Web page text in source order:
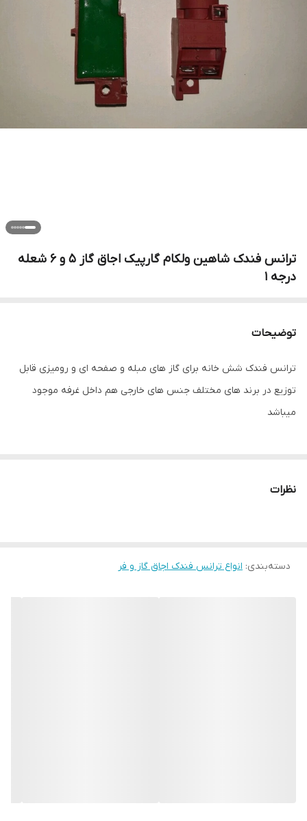
ترانس فندک شاهین ولکام گارپیک اجاق گاز 5 و 6 شعله
درجه 1
توضیحات
ترانس فندک شش خانه برای گاز های مبله و صفحه ای و رومیزی قابل
توزیع در برند های مختلف جنس های خارجی هم داخل غرفه موجود
میباشد
نظرات
دسته‌بندی: انواع ترانس فندک اجاق گاز و فر